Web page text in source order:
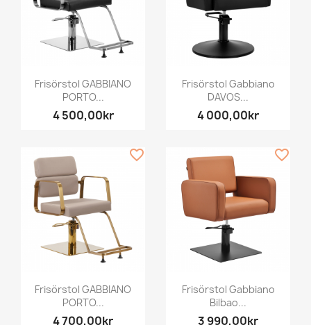
Frisörstol GABBIANO
PORTO...
4 500,00kr
Frisörstol Gabbiano
DAVOS...
4 000,00kr
Frisörstol GABBIANO
PORTO...
4 700,00kr
favorite_border
Frisörstol Gabbiano
Bilbao...
3 990,00kr
favorite_border